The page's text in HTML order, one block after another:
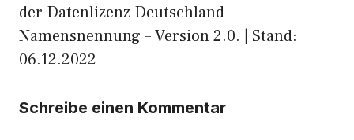
der Datenlizenz Deutschland –
Namensnennung – Version 2.0. | Stand:
06.12.2022
Schreibe einen Kommentar